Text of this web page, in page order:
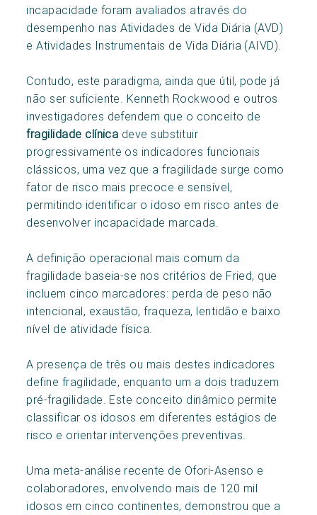
incapacidade foram avaliados através do
desempenho nas Atividades de Vida Diária (AVD)
e Atividades Instrumentais de Vida Diária (AIVD).
Contudo, este paradigma, ainda que útil, pode já
não ser suficiente. Kenneth Rockwood e outros
investigadores defendem que o conceito de
fragilidade clínica deve substituir
progressivamente os indicadores funcionais
clássicos, uma vez que a fragilidade surge como
fator de risco mais precoce e sensível,
permitindo identificar o idoso em risco antes de
desenvolver incapacidade marcada.
A definição operacional mais comum da
fragilidade baseia-se nos critérios de Fried, que
incluem cinco marcadores: perda de peso não
intencional, exaustão, fraqueza, lentidão e baixo
nível de atividade física.
A presença de três ou mais destes indicadores
define fragilidade, enquanto um a dois traduzem
pré-fragilidade. Este conceito dinâmico permite
classificar os idosos em diferentes estágios de
risco e orientar intervenções preventivas.
Uma meta-análise recente de Ofori-Asenso e
colaboradores, envolvendo mais de 120 mil
idosos em cinco continentes, demonstrou que a